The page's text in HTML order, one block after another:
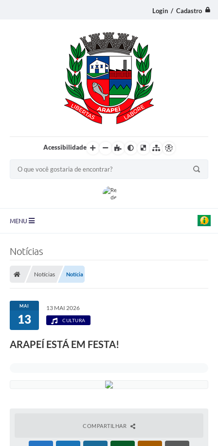
Login / Cadastro
Acessibilidade
MENU
Legislação
Turismo
Notícias
Notícias Notícia
MAI
13
13 MAI 2026
CULTURA
ARAPEÍ ESTÁ EM FESTA!
COMPARTILHAR